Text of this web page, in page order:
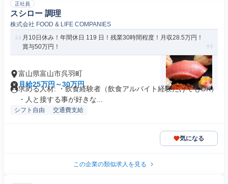
正社員
スシロー 調理
株式会社 FOOD & LIFE COMPANIES
月10日休み！年間休日 119 日！残業30時間程度！月収28.5万円！
賞与50万円！
富山県富山市呉羽町
月給25万円～30万円
求める人材: ・飲食経験者（飲食アルバイト経験だけでもOK）
・人と接する事が好きな...
シフト自由 交通費支給
気になる
この企業の類似求人を見る